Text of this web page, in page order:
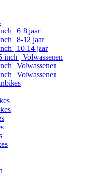
| 6-8 jaar
| 8-12 jaar
| 10-14 jaar
inch | Volwassenen
| Volwassenen
| Volwassenen